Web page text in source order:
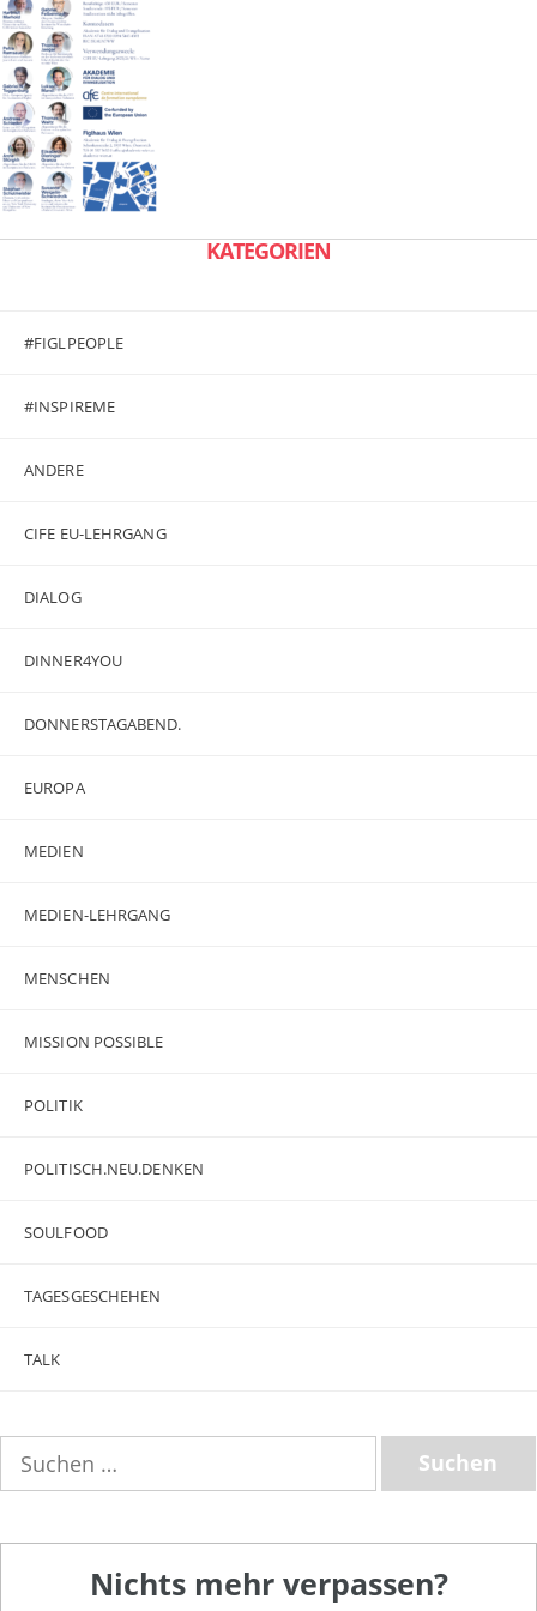
KATEGORIEN
#FIGLPEOPLE
#INSPIREME
ANDERE
CIFE EU-LEHRGANG
DIALOG
DINNER4YOU
DONNERSTAGABEND.
EUROPA
MEDIEN
MEDIEN-LEHRGANG
MENSCHEN
MISSION POSSIBLE
POLITIK
POLITISCH.NEU.DENKEN
SOULFOOD
TAGESGESCHEHEN
TALK
nach:
Nichts mehr verpassen?